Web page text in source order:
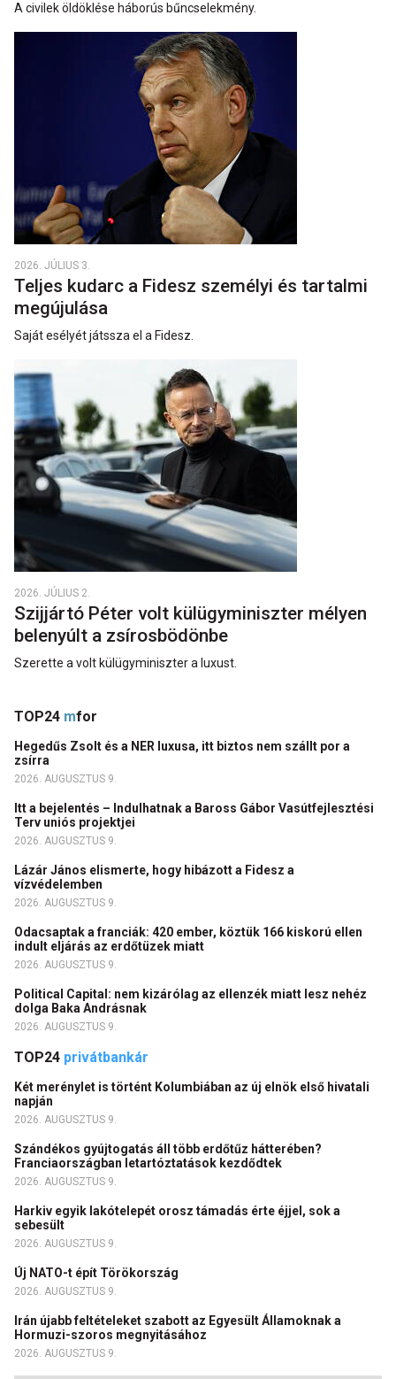
A civilek öldöklése háborús bűncselekmény.
2026. JÚLIUS 3.
Teljes kudarc a Fidesz személyi és tartalmi
megújulása
Saját esélyét játssza el a Fidesz.
2026. JÚLIUS 2.
Szijjártó Péter volt külügyminiszter mélyen
belenyúlt a zsírosbödönbe
Szerette a volt külügyminiszter a luxust.
TOP24 mfor
Hegedűs Zsolt és a NER luxusa, itt biztos nem szállt por a
zsírra
2026. AUGUSZTUS 9.
Itt a bejelentés – Indulhatnak a Baross Gábor Vasútfejlesztési
Terv uniós projektjei
2026. AUGUSZTUS 9.
Lázár János elismerte, hogy hibázott a Fidesz a
vízvédelemben
2026. AUGUSZTUS 9.
Odacsaptak a franciák: 420 ember, köztük 166 kiskorú ellen
indult eljárás az erdőtüzek miatt
2026. AUGUSZTUS 9.
Political Capital: nem kizárólag az ellenzék miatt lesz nehéz
dolga Baka Andrásnak
2026. AUGUSZTUS 9.
TOP24 privátbankár
Két merénylet is történt Kolumbiában az új elnök első hivatali
napján
2026. AUGUSZTUS 9.
Szándékos gyújtogatás áll több erdőtűz hátterében?
Franciaországban letartóztatások kezdődtek
2026. AUGUSZTUS 9.
Harkiv egyik lakótelepét orosz támadás érte éjjel, sok a
sebesült
2026. AUGUSZTUS 9.
Új NATO-t épít Törökország
2026. AUGUSZTUS 9.
Irán újabb feltételeket szabott az Egyesült Államoknak a
Hormuzi-szoros megnyitásához
2026. AUGUSZTUS 9.